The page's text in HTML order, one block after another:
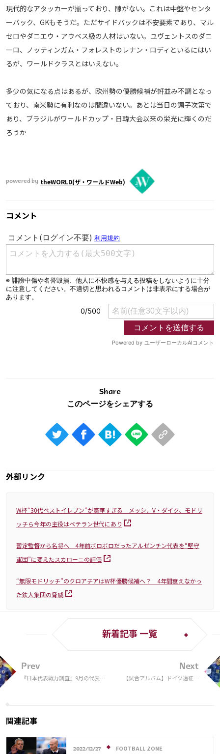
現代的なアタッカーが揃っており、隙がない。これは中盤やセンタ
ーバック、GKもそうだ。ただサイドバックは不安要素であり、マル
セロやダニエウ・アウベス級の人材はいない。ユヴェントスのダニ
ーロ、ノッティンガム・フォレストのレナン・ロディといるにはい
るが、ワールドクラスとはいえない。
多少の気になる点はあるが、欧州勢の優勝候補が軒並み不調となっ
ており、南米勢に有利なのは間違いない。あとは当日の調子次第で
あり、ブラジルがワールドカップ・日韓大会以来の栄光に輝くのだ
ろうか
powered by theWORLD(ザ・ワールドWeb)
コメント
Share
外部リンク
W杯“30代ベストイレブン”が豪華すぎる メッシ、V・ダイク、モドリ
ッチら今年の主役はベテラン世代にあり
暫定監督から名将へ 4年前ボロボロだったアルゼンチン代表を“堅守
軍団”に変えたスカローニの評価
“無限モドリッチ”のクロアチアはW杯優勝候補へ？ 4年間衰えなかっ
た鉄人集団の脅威
Prev
『日本代表戦力調査』9月の代表戦
新着記事 一覧
Next
【試合アルバム】ドイツ遠征
関連記事
2022/12/27 FOOTBALL ZONE